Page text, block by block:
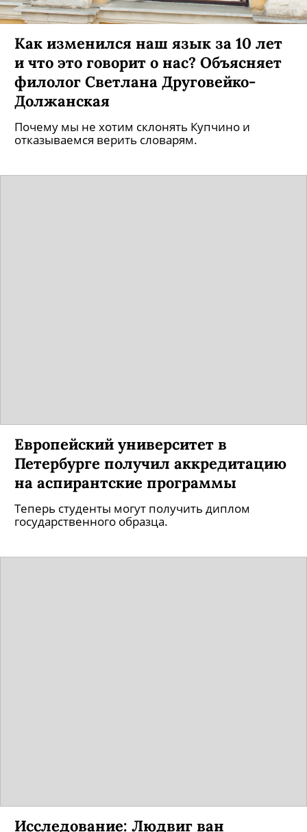
Как изменился наш язык за 10 лет
и что это говорит о нас? Объясняет
филолог Светлана Друговейко-
Должанская
Почему мы не хотим склонять Купчино и
Европейский университет в
Петербурге получил аккредитацию
на аспирантские программы
Теперь студенты могут получить диплом